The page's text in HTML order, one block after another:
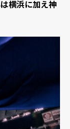
横浜に加え神